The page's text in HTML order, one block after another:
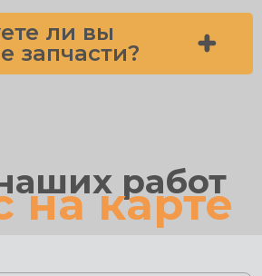
ли вы
запчасти?
работ
на карте